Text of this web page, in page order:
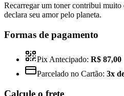
Recarregar um toner contribui
declara seu amor pelo planeta.
Formas de pagamento
Pix Antecipado: R$ 87,00
Parcelado no Cartão: 3x
Calcule o frete